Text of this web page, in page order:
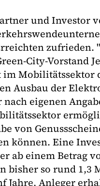
und Investor
zufrieden.
City-Vorstand
im Mobilitätssektor
Ausbau der
eigenen
von
können. Eine
ab einem Betrag
bisher so rund 1,3
Jahre, Anleger